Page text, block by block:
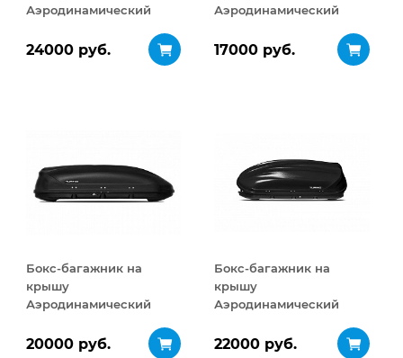
Аэродинамический
24000 руб.
Аэродинамический
17000 руб.
Бокс-багажник на
крышу
Аэродинамический
20000 руб.
Бокс-багажник на
крышу
Аэродинамический
ДВУСТОРОННЕЕ
22000 руб.